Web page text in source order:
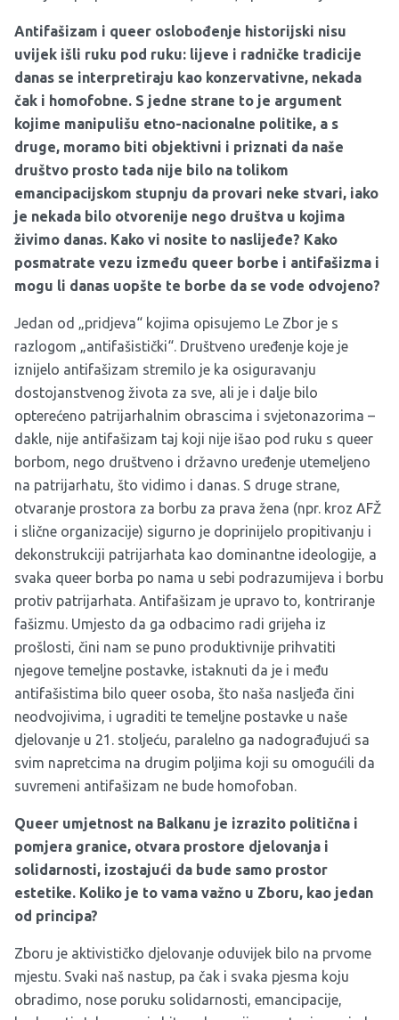
Antifašizam i queer oslobođenje historijski nisu
uvijek išli ruku pod ruku: lijeve i radničke tradicije
danas se interpretiraju kao konzervativne, nekada
čak i homofobne. S jedne strane to je argument
kojime manipulišu etno-nacionalne politike, a s
druge, moramo biti objektivni i priznati da naše
društvo prosto tada nije bilo na tolikom
emancipacijskom stupnju da provari neke stvari, iako
je nekada bilo otvorenije nego društva u kojima
živimo danas. Kako vi nosite to naslijeđe? Kako
posmatrate vezu između queer borbe i antifašizma i
mogu li danas uopšte te borbe da se vode odvojeno?
Jedan od „pridjeva“ kojima opisujemo Le Zbor je s
razlogom „antifašistički“. Društveno uređenje koje je
iznijelo antifašizam stremilo je ka osiguravanju
dostojanstvenog života za sve, ali je i dalje bilo
opterećeno patrijarhalnim obrascima i svjetonazorima –
dakle, nije antifašizam taj koji nije išao pod ruku s queer
borbom, nego društveno i državno uređenje utemeljeno
na patrijarhatu, što vidimo i danas. S druge strane,
otvaranje prostora za borbu za prava žena (npr. kroz AFŽ
i slične organizacije) sigurno je doprinijelo propitivanju i
dekonstrukciji patrijarhata kao dominantne ideologije, a
svaka queer borba po nama u sebi podrazumijeva i borbu
protiv patrijarhata. Antifašizam je upravo to, kontriranje
fašizmu. Umjesto da ga odbacimo radi grijeha iz
prošlosti, čini nam se puno produktivnije prihvatiti
njegove temeljne postavke, istaknuti da je i među
antifašistima bilo queer osoba, što naša nasljeđa čini
neodvojivima, i ugraditi te temeljne postavke u naše
djelovanje u 21. stoljeću, paralelno ga nadograđujući sa
svim napretcima na drugim poljima koji su omogućili da
suvremeni antifašizam ne bude homofoban.
Queer umjetnost na Balkanu je izrazito politična i
pomjera granice, otvara prostore djelovanja i
solidarnosti, izostajući da bude samo prostor
estetike. Koliko je to vama važno u Zboru, kao jedan
od principa?
Zboru je aktivističko djelovanje oduvijek bilo na prvome
mjestu. Svaki naš nastup, pa čak i svaka pjesma koju
obradimo, nose poruku solidarnosti, emancipacije,